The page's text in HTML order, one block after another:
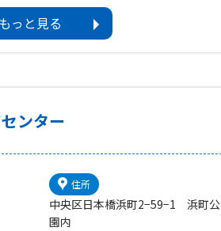
って異なりますのでお問い合わせくださ
は翌日)
もっと見る
ンター
住所
中央区日本橋浜町2−59−1 浜町公
園内